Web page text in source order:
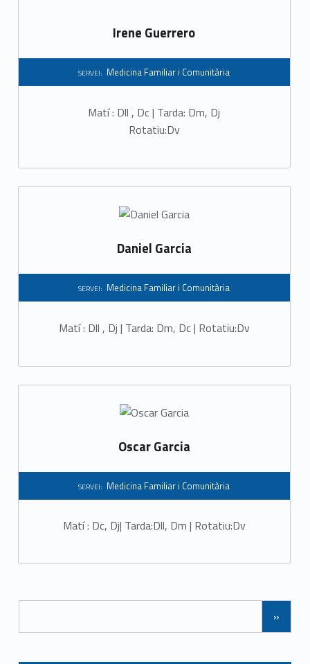
Irene Guerrero
SERVEI: Medicina Familiar i Comunitària
Matí : Dll , Dc | Tarda: Dm, Dj
Rotatiu:Dv
Daniel Garcia
SERVEI: Medicina Familiar i Comunitària
Matí : Dll , Dj | Tarda: Dm, Dc | Rotatiu:Dv
Oscar Garcia
SERVEI: Medicina Familiar i Comunitària
Matí : Dc, Dj| Tarda:Dll, Dm | Rotatiu:Dv
Posts Navigation
»